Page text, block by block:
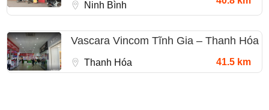
Ninh Bình
Vascara Vincom Tĩnh Gia – Thanh Hóa
Thanh Hóa 41.5 km